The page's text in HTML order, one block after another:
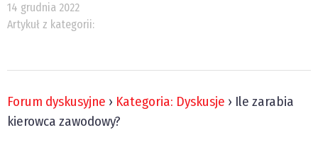
14 grudnia 2022
Artykuł z kategorii:
Forum dyskusyjne › Kategoria: Dyskusje › Ile zarabia
kierowca zawodowy?